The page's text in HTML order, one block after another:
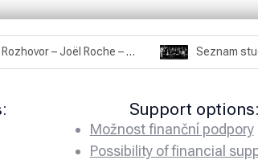
Rozhovor – Joël Roche – 12.4.2025 – Praha, Karlín
Support options:
Možnost finanční podpory
Possibility of financial